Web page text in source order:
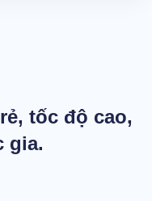
tốc độ cao,
gia.